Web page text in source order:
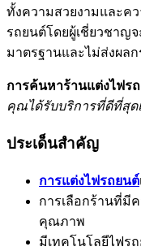
ทั้งความสวยงามและค
รถยนต์โดยผู้เชี่ยวชาญ
มาตรฐานและไม่ส่งผล
การค้นหาร้านแต่งไฟร
คุณได้รับบริการที่ดีที่สุด
ประเด็นสำคัญ
การแต่งไฟรถยนต์
การเลือกร้านที่มี
คุณภาพ
มีเทคโนโลยีไฟร